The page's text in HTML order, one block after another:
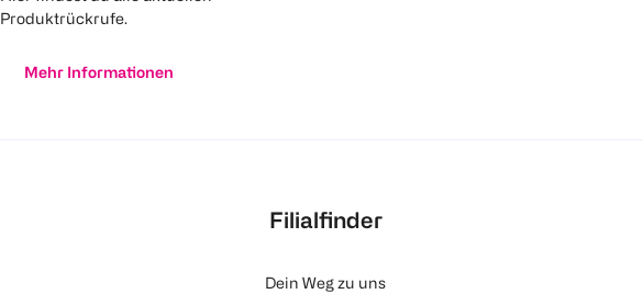
Produktrückrufe.
Mehr Informationen
Filialfinder
Dein Weg zu uns